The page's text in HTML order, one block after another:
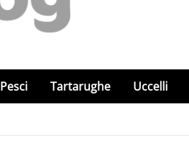
Pesci Tartarughe Uccelli